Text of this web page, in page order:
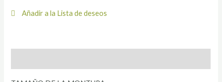
Añadir a la Lista de deseos